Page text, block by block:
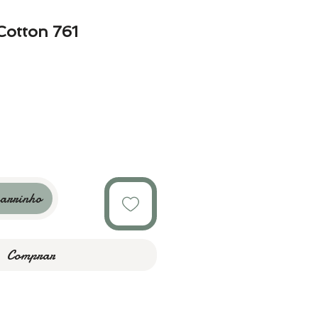
761
Comprar